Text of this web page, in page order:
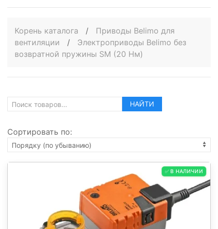
Корень каталога /
Приводы Belimo для
вентиляции
/
Электроприводы Belimo без
возвратной пружины SM (20 Нм)
НАЙТИ
Сортировать по:
✅ В НАЛИЧИИ